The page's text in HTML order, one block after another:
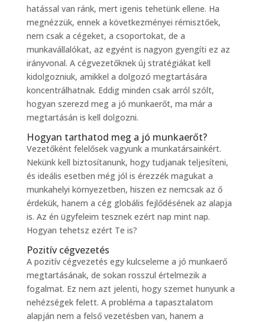
hatással van ránk, mert igenis tehetünk ellene. Ha
megnézzük, ennek a következményei rémisztőek,
nem csak a cégeket, a csoportokat, de a
munkavállalókat, az egyént is nagyon gyengíti ez az
irányvonal. A cégvezetőknek új stratégiákat kell
kidolgozniuk, amikkel a dolgozó megtartására
koncentrálhatnak. Eddig minden csak arról szólt,
hogyan szerezd meg a jó munkaerőt, ma már a
megtartásán is kell dolgozni.
Hogyan tarthatod meg a jó munkaerőt?
Vezetőként felelősek vagyunk a munkatársainkért.
Nekünk kell biztosítanunk, hogy tudjanak teljesíteni,
és ideális esetben még jól is érezzék magukat a
munkahelyi környezetben, hiszen ez nemcsak az ő
érdekük, hanem a cég globális fejlődésének az alapja
is. Az én ügyfeleim tesznek ezért nap mint nap.
Hogyan tehetsz ezért Te is?
Pozitív cégvezetés
A pozitív cégvezetés egy kulcseleme a jó munkaerő
megtartásának, de sokan rosszul értelmezik a
fogalmat. Ez nem azt jelenti, hogy szemet hunyunk a
nehézségek felett. A probléma a tapasztalatom
alapján nem a felső vezetésben van, hanem a